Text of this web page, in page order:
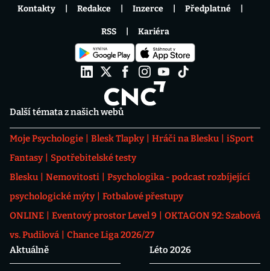
Další témata z našich webů
Moje Psychologie Blesk Tlapky Hráči na Blesku
iSport
Fantasy
Spotřebitelské testy
Blesku
Nemovitosti
Psychologika - podcast rozbíjející
psychologické mýty
Fotbalové přestupy
ONLINE
Eventový prostor Level 9
OKTAGON 92: Szabová
vs. Pudilová
Chance Liga 2026/27
Aktuálně
Léto 2026
Kontakty Redakce Inzerce Předplatné
RSS Kariéra